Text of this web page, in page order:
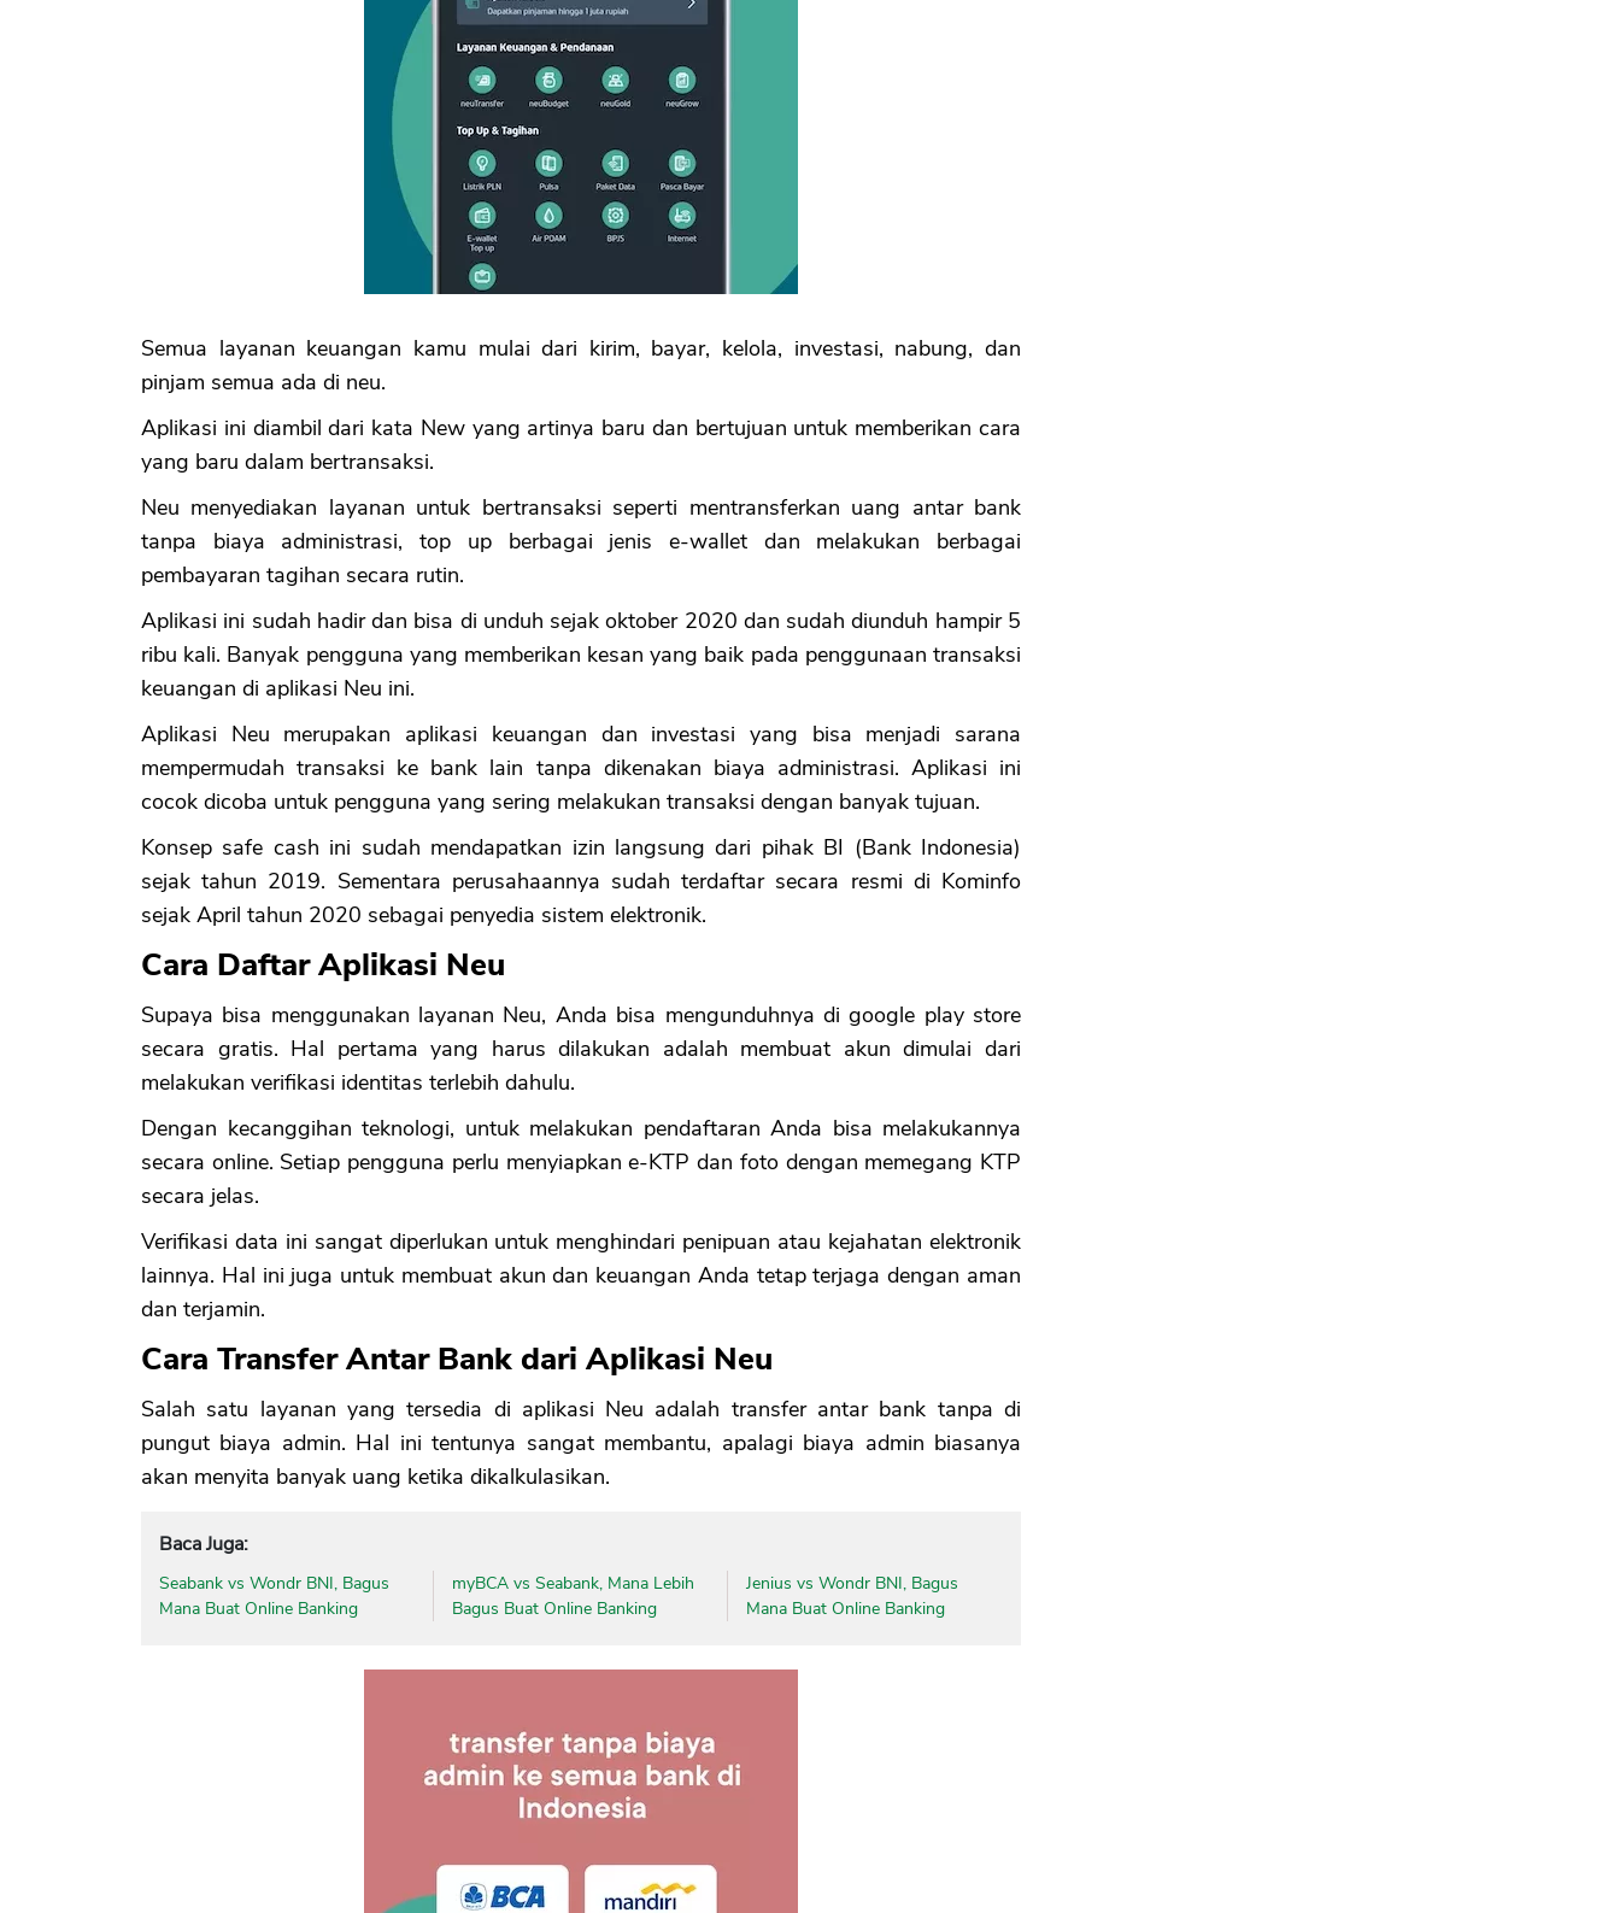
Semua layanan keuangan kamu mulai dari kirim, bayar, kelola, investasi, nabung, dan
pinjam semua ada di neu.
Aplikasi ini diambil dari kata New yang artinya baru dan bertujuan untuk memberikan cara
yang baru dalam bertransaksi.
Neu menyediakan layanan untuk bertransaksi seperti mentransferkan uang antar bank
tanpa biaya administrasi, top up berbagai jenis e-wallet dan melakukan berbagai
pembayaran tagihan secara rutin.
Aplikasi ini sudah hadir dan bisa di unduh sejak oktober 2020 dan sudah diunduh hampir 5
ribu kali. Banyak pengguna yang memberikan kesan yang baik pada penggunaan transaksi
keuangan di aplikasi Neu ini.
Aplikasi Neu merupakan aplikasi keuangan dan investasi yang bisa menjadi sarana
mempermudah transaksi ke bank lain tanpa dikenakan biaya administrasi. Aplikasi ini
cocok dicoba untuk pengguna yang sering melakukan transaksi dengan banyak tujuan.
Konsep safe cash ini sudah mendapatkan izin langsung dari pihak BI (Bank Indonesia)
sejak tahun 2019. Sementara perusahaannya sudah terdaftar secara resmi di Kominfo
sejak April tahun 2020 sebagai penyedia sistem elektronik.
Cara Daftar Aplikasi Neu
Supaya bisa menggunakan layanan Neu, Anda bisa mengunduhnya di google play store
secara gratis. Hal pertama yang harus dilakukan adalah membuat akun dimulai dari
melakukan verifikasi identitas terlebih dahulu.
Dengan kecanggihan teknologi, untuk melakukan pendaftaran Anda bisa melakukannya
secara online. Setiap pengguna perlu menyiapkan e-KTP dan foto dengan memegang KTP
secara jelas.
Verifikasi data ini sangat diperlukan untuk menghindari penipuan atau kejahatan elektronik
lainnya. Hal ini juga untuk membuat akun dan keuangan Anda tetap terjaga dengan aman
dan terjamin.
Cara Transfer Antar Bank dari Aplikasi Neu
Salah satu layanan yang tersedia di aplikasi Neu adalah transfer antar bank tanpa di
pungut biaya admin. Hal ini tentunya sangat membantu, apalagi biaya admin biasanya
akan menyita banyak uang ketika dikalkulasikan.
Baca Juga:
Seabank vs Wondr BNI, Bagus
Mana Buat Online Banking
myBCA vs Seabank, Mana Lebih
Bagus Buat Online Banking
Jenius vs Wondr BNI, Bagus
Mana Buat Online Banking
OK
CANCEL